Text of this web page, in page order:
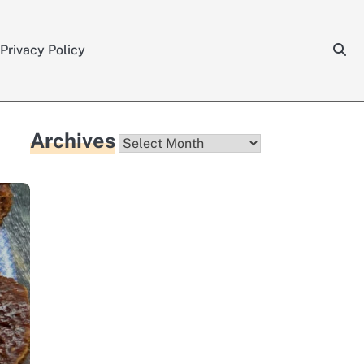
Privacy Policy
Archives Archives